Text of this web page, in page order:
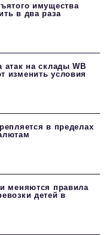
имущества
в два раза
атак на склады WВ
изменить условия
в пределах
меняются правила
детей в